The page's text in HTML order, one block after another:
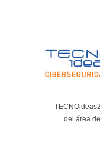
del área